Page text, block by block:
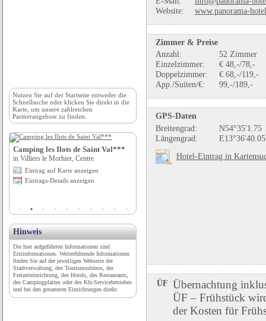
Website:
www.panorama-
Zimmer & Preise
Anzahl:
52 Zimmer
Einzelzimmer:
€ 48,-/78,-
Doppelzimmer:
€ 68,-/119,-
App./Suiten/€:
99,-/189,-
GPS-Daten
Breitengrad:
N54°35'1.75
Längengrad:
E13°36'40.05
Hotel-Eintrag in
ÜF Übernachtung
ÜF – Frühstück
der Kosten für
Nutzen Sie auf der Startseite entweder die
Schnellsuche oder klicken Sie direkt in die
Karte, um unsere zahlreichen
Partnerangebote zu finden.
Camping les Ilots de Saint Val***
in Villiers le Morhier, Centre
Eintrag auf Karte anzeigen
Eintrags-Details anzeigen
Tourist-Info Königsfeld i. S.
in Königsfeld im Schwarzwald, Baden-
Hinweis
Die hier aufgeführten Informationen sind
Erstinformationen. Weiterführende Informationen
finden Sie auf der jeweiligen Webseite der
Stadtverwaltung, des Tourismusbüros, der
Freizeiteinrichtung, des Hotels, des Restaurants,
des Campingplatzes oder des Kfz-Servicebetriebes
und bei den genannten Einrichtungen direkt.